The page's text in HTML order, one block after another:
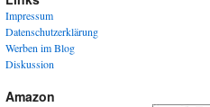
Impressum
Datenschutzerklärung
Werben im Blog
Diskussion
Amazon